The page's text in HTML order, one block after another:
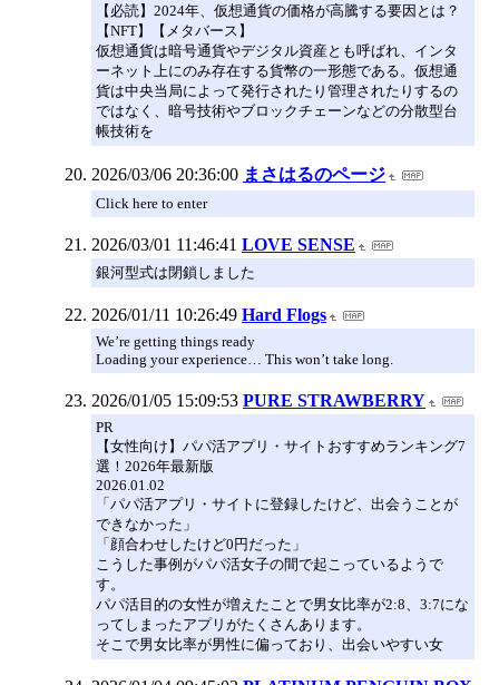
【必読】2024年、仮想通貨の価格が高騰する要因とは？
【NFT】【メタバース】
仮想通貨は暗号通貨やデジタル資産とも呼ばれ、インタ
ーネット上にのみ存在する貨幣の一形態である。仮想通
貨は中央当局によって発行されたり管理されたりするの
ではなく、暗号技術やブロックチェーンなどの分散型台
帳技術を
2026/03/06 20:36:00 まさはるのページ
Click here to enter
2026/03/01 11:46:41 LOVE SENSE
銀河型式は閉鎖しました
2026/01/11 10:26:49 Hard Flogs
We’re getting things ready
Loading your experience… This won’t take long.
2026/01/05 15:09:53 PURE STRAWBERRY
PR
【女性向け】パパ活アプリ・サイトおすすめランキング7
選！2026年最新版
2026.01.02
「パパ活アプリ・サイトに登録したけど、出会うことが
できなかった」
「顔合わせしたけど0円だった」
こうした事例がパパ活女子の間で起こっているようで
す。
パパ活目的の女性が増えたことで男女比率が2:8、3:7にな
ってしまったアプリがたくさんあります。
そこで男女比率が男性に偏っており、出会いやすい女